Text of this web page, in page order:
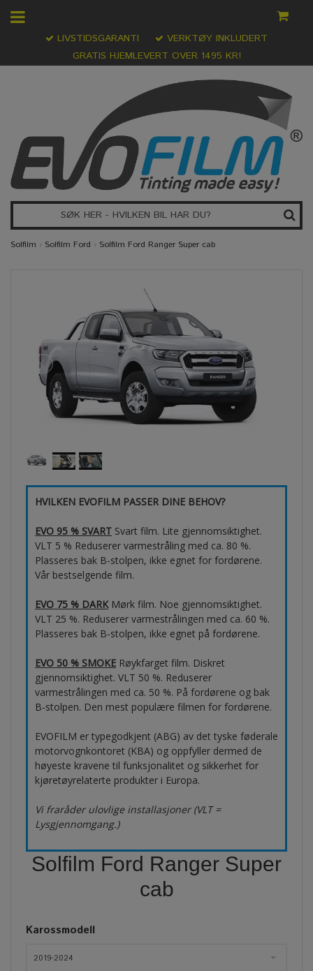
GRATIS HJEMLEVERT OVER 1495 KR!
LIVSTIDSGARANTI VERKTØY INKLUDERT
Solfilm › Solfilm Ford › Solfilm Ford Ranger Super cab
HVILKEN EVOFILM PASSER DINE BEHOV?
EVO 95 % SVART Svart film. Lite gjennomsiktighet.
VLT 5 % Reduserer varmestråling med ca. 80 %.
Plasseres bak B-stolpen, ikke egnet for fordørene.
Vår bestselgende film.
EVO 75 % DARKMørk film. Noe gjennomsiktighet.
VLT 25 %. Reduserer varmestrålingen med ca. 60 %.
Plasseres bak B-stolpen, ikke egnet på fordørene.
EVO 50 % SMOKE Røykfarget film. Diskret
gjennomsiktighet. VLT 50 %. Reduserer
varmestrålingen med ca. 50 %. På fordørene og bak
B-stolpen. Den mest populære filmen for fordørene.
EVOFILM er typegodkjent (ABG) av det tyske føderale
motorvognkontoret (KBA) og oppfyller dermed de
høyeste kravene til funksjonalitet og sikkerhet for
kjøretøyrelaterte produkter i Europa.
Vi fraråder ulovlige installasjoner (VLT =
Lysgjennomgang.)
Solfilm Ford Ranger Super
cab
Karossmodell
2019-2024